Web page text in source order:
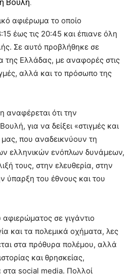
αφιέρωμα το οποίο
έως τις 20:45 και έπιανε όλη
Σε αυτό προβλήθηκε σε
της Ελλάδας, με αναφορές στις
αλλά και το πρόσωπο της
αναφέρεται ότι την
για να δείξει «στιγμές και
μας, που αναδεικνύουν τη
ελληνικών ενόπλων δυνάμεων,
τους, στην ελευθερία, στην
ύπαρξη του έθνους και του
σε γιγάντιο
και τα πολεμικά οχήματα, λες
στα πρόθυρα πολέμου, αλλά
και θρησκείας,
στα social media. Πολλοί